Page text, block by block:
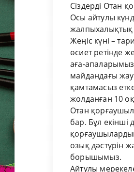
Сіздерді Отан
Осы айтулы
Жеңіс күні –
өсиет ретінде
аға-
майдандағы
қамтамасыз
жолданған 10
Отан
бар. Бұл екінші
озық дәстүрін
борышымыз.
Айтулы